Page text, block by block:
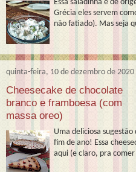
Essa saladinha é de
Grécia eles servem
não fatiado). Mas seja
quinta-feira, 10 de dezembro de 2020
Cheesecake de chocolate
branco e framboesa (com
massa oreo)
Uma deliciosa
fim de ano! Essa
aqui (e claro, pra comer